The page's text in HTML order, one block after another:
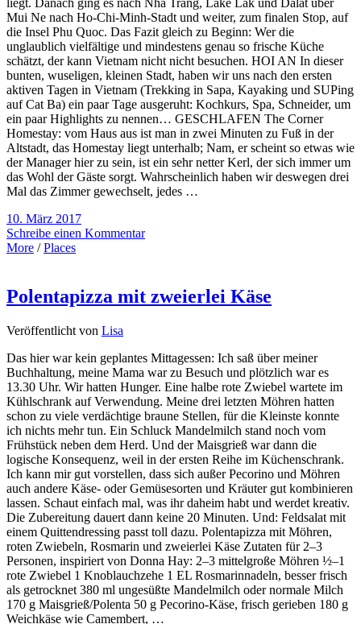
Mui Ne nach Ho-Chi-Minh-Stadt und weiter, zum finalen Stop, auf
die Insel Phu Quoc. Das Fazit gleich zu Beginn: Wer die
unglaublich vielfältige und mindestens genau so frische Küche
schätzt, der kann Vietnam nicht nicht besuchen. HOI AN In dieser
bunten, wuseligen, kleinen Stadt, haben wir uns nach den ersten
aktiven Tagen in Vietnam (Trekking in Sapa, Kayaking und SUPing
auf Cat Ba) ein paar Tage ausgeruht: Kochkurs, Spa, Schneider, um
ein paar Highlights zu nennen… GESCHLAFEN The Corner
Homestay: vom Haus aus ist man in zwei Minuten zu Fuß in der
Altstadt, das Homestay liegt unterhalb; Nam, er scheint so etwas wie
der Manager hier zu sein, ist ein sehr netter Kerl, der sich immer um
das Wohl der Gäste sorgt. Wahrscheinlich haben wir deswegen drei
Mal das Zimmer gewechselt, jedes …
10. März 2017
Schreibe einen Kommentar
More /Places
Polentapizza mit zweierlei Käse
Veröffentlicht von Lisa
Das hier war kein geplantes Mittagessen: Ich saß über meiner
Buchhaltung, meine Mama war zu Besuch und plötzlich war es
13.30 Uhr. Wir hatten Hunger. Eine halbe rote Zwiebel wartete im
Kühlschrank auf Verwendung. Meine drei letzten Möhren hatten
schon zu viele verdächtige braune Stellen, für die Kleinste konnte
ich nichts mehr tun. Ein Schluck Mandelmilch stand noch vom
Frühstück neben dem Herd. Und der Maisgrieß war dann die
logische Konsequenz, weil in der ersten Reihe im Küchenschrank.
Ich kann mir gut vorstellen, dass sich außer Pecorino und Möhren
auch andere Käse- oder Gemüsesorten und Kräuter gut kombinieren
lassen. Schaut einfach mal, was ihr daheim habt und werdet kreativ.
Die Zubereitung dauert dann keine 20 Minuten. Und: Feldsalat mit
einem Quittendressing passt toll dazu. Polentapizza mit Möhren,
roten Zwiebeln, Rosmarin und zweierlei Käse Zutaten für 2–3
Personen, inspiriert von Donna Hay: 2–3 mittelgroße Möhren ½–1
rote Zwiebel 1 Knoblauchzehe 1 EL Rosmarinnadeln, besser frisch
als getrocknet 380 ml ungesüßte Mandelmilch oder normale Milch
170 g Maisgrieß/Polenta 50 g Pecorino-Käse, frisch gerieben 180 g
Weichkäse wie Camembert, …